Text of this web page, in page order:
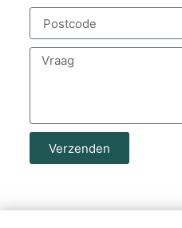
Verzenden